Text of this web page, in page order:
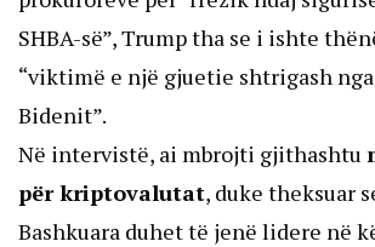
SHBA-së”, Trump tha se i ishte
“viktimë e një gjuetie shtrigash
Bidenit”.
Në intervistë, ai mbrojti gjithashtu
për kriptovalutat, duke theksuar
Bashkuara duhet të jenë lidere në